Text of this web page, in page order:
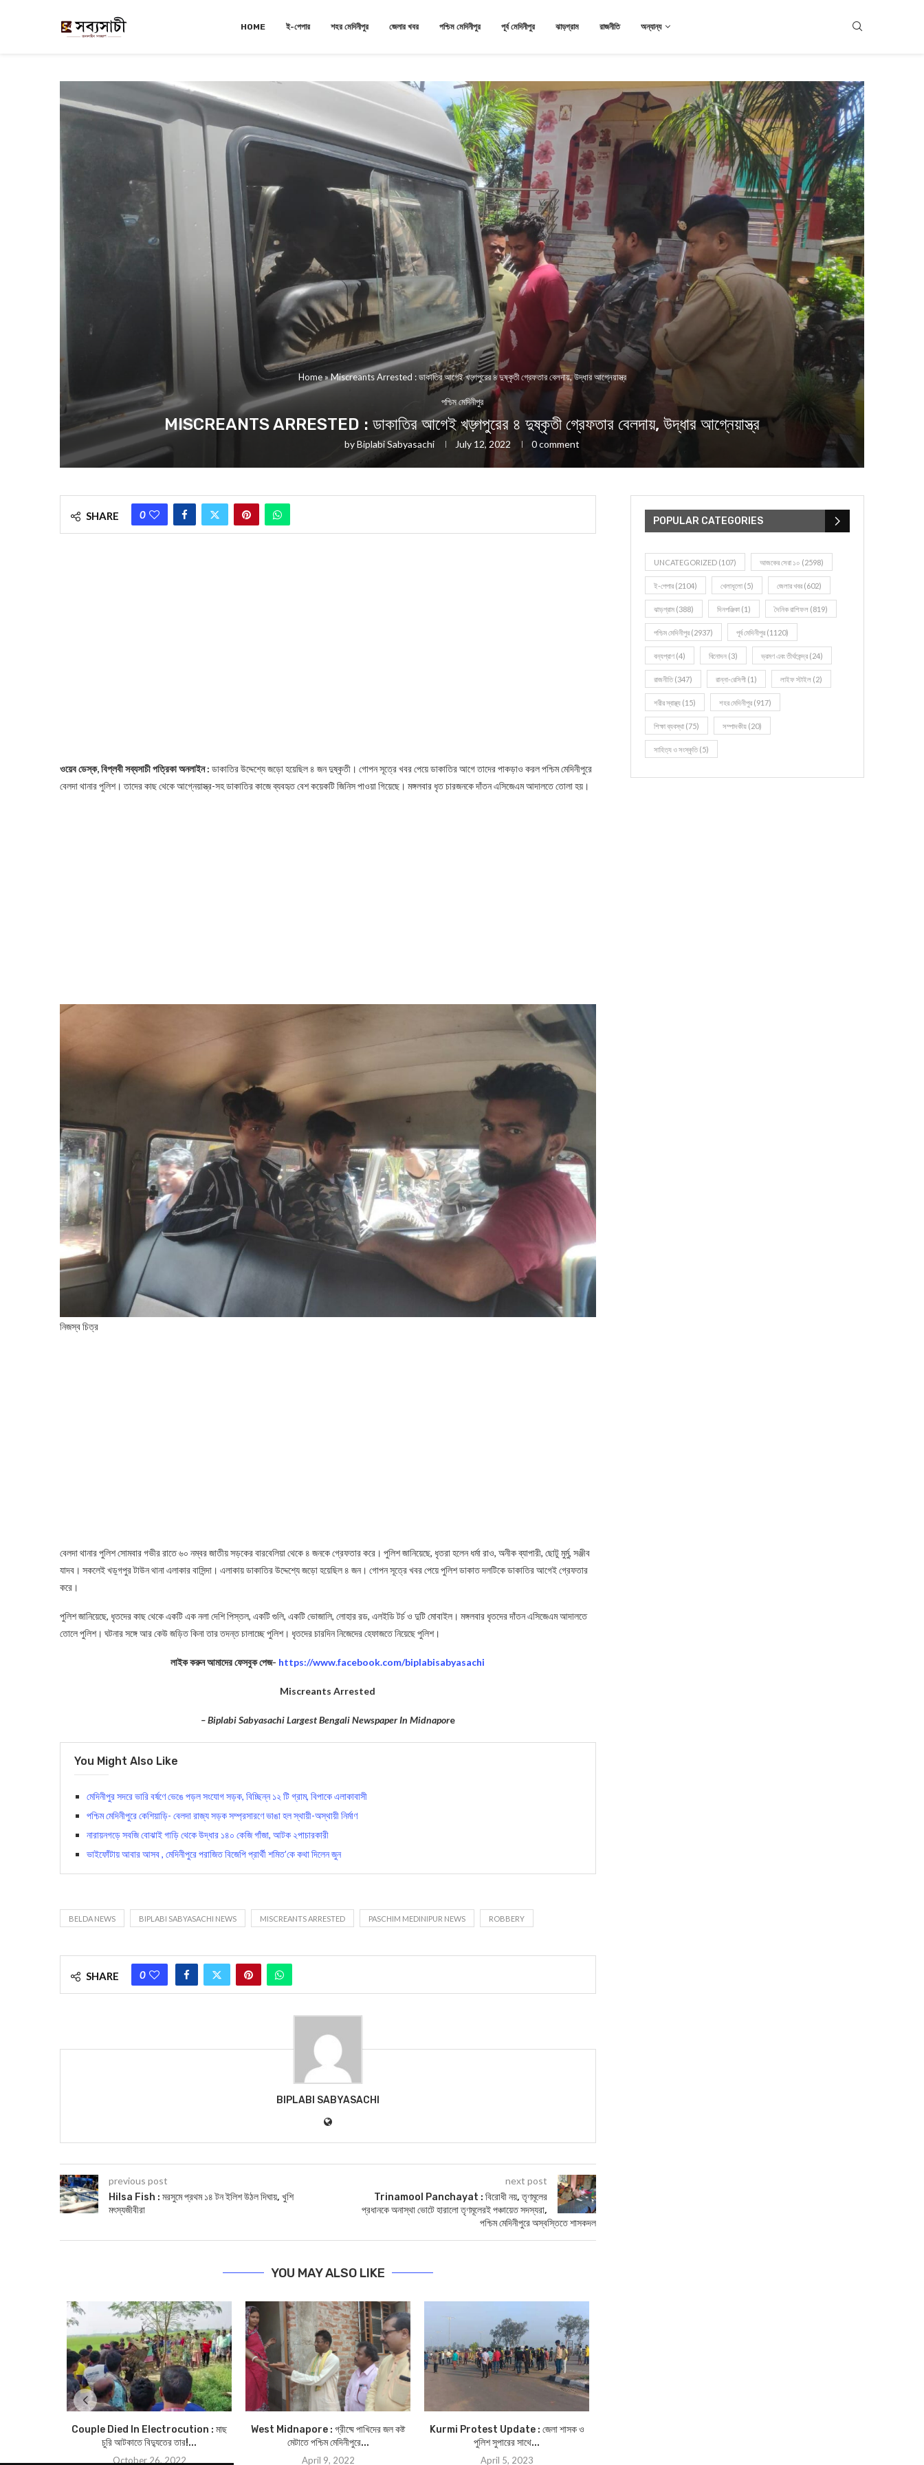
HOME ই-পেপার শহর মেদিনীপুর জেলার খবর পশ্চিম মেদিনীপুর পূর্ব মেদিনীপুর ঝাড়গ্রাম রাজনীতি অন্যান্য
Home»Miscreants Arrested : ডাকাতির আগেই খড়্গপু্রের ৪ দুষ্কৃতী গ্রেফতার বেলদায়, উদ্ধার আগ্নেয়াস্ত্র
পশ্চিম মেদিনীপুর
MISCREANTS ARRESTED : ডাকাতির আগেই খড়্গপু্রের ৪ দুষ্কৃতী গ্রেফতার বেলদায়, উদ্ধার আগ্নেয়াস্ত্র
byBiplabi Sabyasachi July 12, 2022 0 comment
SHARE 0
ওয়েব ডেস্ক, বিপ্লবী সব্যসাচী পত্রিকা অনলাইন : ডাকাতির উদ্দেশ্যে জড়ো হয়েছিল ৪ জন দুষ্কৃতী। গোপন সূত্রে খবর পেয়ে ডাকাতির আগে তাদের পাকড়াও করল পশ্চিম মেদিনীপুরে
বেলদা থানার পুলিশ। তাদের কাছ থেকে আগ্নেয়াস্ত্র-সহ ডাকাতির কাজে ব্যবহৃত বেশ কয়েকটি জিনিস পাওয়া গিয়েছে। মঙ্গলবার ধৃত চারজনকে দাঁতন এসিজেএম আদালতে তোলা হয়।
নিজস্ব চিত্র
বেলদা থানার পুলিশ সোমবার গভীর রাতে ৬০ নম্বর জাতীয় সড়কের বারবেলিয়া থেকে ৪ জনকে গ্রেফতার করে। পুলিশ জানিয়েছে, ধৃতরা হলেন ধর্মা রাও, অনীক ব্যাপারী, ছোটু মুর্মু, সঞ্জীব
যাদব। সকলেই খড়্গপুর টাউন থানা এলাকার বাসিন্দা। এলাকায় ডাকাতির উদ্দেশ্যে জড়ো হয়েছিল ৪ জন। গোপন সূত্রে খবর পেয়ে পুলিশ ডাকাত দলটিকে ডাকাতির আগেই গ্রেফতার
করে।
পুলিশ জানিয়েছে, ধৃতদের কাছ থেকে একটি এক নলা দেশি পিস্তল, একটি গুলি, একটি ভোজালি, লোহার রড, এলইডি টর্চ ও দুটি মোবাইল। মঙ্গলবার ধৃতদের দাঁতন এসিজেএম আদালতে
তোলে পুলিশ। ঘটনার সঙ্গে আর কেউ জড়িত কিনা তার তদন্ত চালাচ্ছে পুলিশ। ধৃতদের চারদিন নিজেদের হেফাজতে নিয়েছে পুলিশ।
লাইক করুন আমাদের ফেসবুক পেজ- https://www.facebook.com/biplabisabyasachi
Miscreants Arrested
– Biplabi Sabyasachi Largest Bengali Newspaper In Midnapore
You Might Also Like
মেদিনীপুর সদরে ভারি বর্ষণে ভেঙে পড়ল সংযোগ সড়ক, বিচ্ছিন্ন ১২ টি গ্রাম, বিপাকে এলাকাবাসী
পশ্চিম মেদিনীপুরে কেশিয়াড়ি- বেলদা রাজ্য সড়ক সম্প্রসারণে ভাঙা হল স্থায়ী-অস্থায়ী নির্মাণ
নারায়নগড়ে সবজি বোঝাই গাড়ি থেকে উদ্ধার ১৪০ কেজি গাঁজা, আটক ২পাচারকারী
ভাইফোঁটায় আবার আসব , মেদিনীপুরে পরাজিত বিজেপি প্রার্থী শমিত’কে কথা দিলেন জুন
BELDA NEWS BIPLABI SABYASACHI NEWS MISCREANTS ARRESTED PASCHIM MEDINIPUR NEWS ROBBERY
SHARE 0
BIPLABI SABYASACHI
previous post
Hilsa Fish : মরসুমে প্রথম ১৪ টন ইলিশ উঠল দিঘায়, খুশি
মৎস্যজীবীরা
next post
Trinamool Panchayat : বিরোধী নয়, তৃণমূলের
প্রধানকে অনাস্থা ভোটে হারালো তৃণমূলেরই পঞ্চায়েত সদস্যরা,
পশ্চিম মেদিনীপুরে অস্বস্তিতে শাসকদল
YOU MAY ALSO LIKE
Couple Died In Electrocution : মাছ
চুরি আটকাতে বিদ্যুতের তার!...
October 26, 2022
West Midnapore : গ্রীষ্মে পাখিদের জল কষ্ট
মেটাতে পশ্চিম মেদিনীপুরে...
April 9, 2022
Kurmi Protest Update : জেলা শাসক ও
পুলিশ সুপারের সাথে...
April 5, 2023
POPULAR CATEGORIES
UNCATEGORIZED (107) আজকের সেরা ১০ (2598)
ই-পেপার (2104) খেলাধূলো (5) জেলার খবর (602)
ঝাড়গ্রাম (388) দিনপঞ্জিকা (1) দৈনিক রাশিফল (819)
পশ্চিম মেদিনীপুর (2937) পূর্ব মেদিনীপুর (1120)
বন্যপ্রাণ (4) বিনোদন (3) ভ্রমণ এবং তীর্থকেন্দ্র (24)
রাজনীতি(347) রান্না-রেসিপী (1) লাইফ স্টাইল (2)
শরীর স্বাস্থ্য (15) শহর মেদিনীপুর (917)
শিক্ষা ব্যবস্থা (75) সম্পাদকীয় (20)
সাহিত্য ও সংস্কৃতি(5)